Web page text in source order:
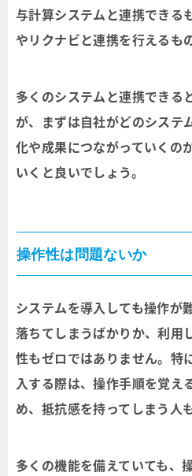
与計算システムと連携できる
やリクナビと連携を行えるも
多くのシステムと連携できる
が、まずは自社がどのシステ
化や成果につながっていくの
いくと良いでしょう。
操作性は問題ないか
システムを導入しても操作が
落ちてしまうばかりか、利用
性もゼロではありません。特
入する際は、操作手順を覚え
め、抵抗感を持ってしまう人
多くの機能を備えていても、